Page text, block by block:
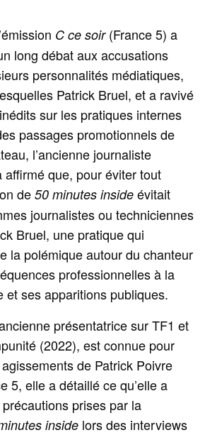
C ce soir(France 5) a
long débat aux accusations
personnalités médiatiques,
Patrick Bruel, et a ravivé
sur les pratiques internes
passages promotionnels de
l’ancienne journaliste
affirmé que, pour éviter tout
de50 minutes inside évitait
journalistes ou techniciennes
Bruel, une pratique qui
la polémique autour du chanteur
professionnelles à la
et ses apparitions publiques.
présentatrice sur TF1 et
(2022), est connue pour
de Patrick Poivre
5, elle a détaillé ce qu’elle a
prises par la
inside lors des interviews